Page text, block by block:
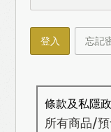
登入 忘記
條款及私隱
所有商品/